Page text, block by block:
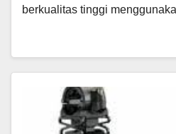
berkualitas tinggi